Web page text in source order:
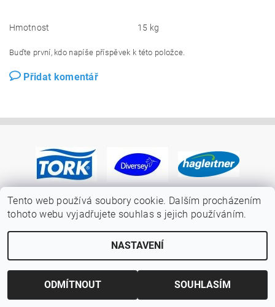
Hmotnost 15 kg
Buďte první, kdo napíše příspěvek k této položce.
Přidat komentář
Tento web používá soubory cookie. Dalším procházením
tohoto webu vyjadřujete souhlas s jejich používáním.
NASTAVENÍ
ODMÍTNOUT SOUHLASÍM